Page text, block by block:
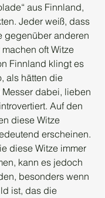
aus Finnland,
Jeder weiß, dass
gegenüber anderen
oft Witze
Finnland klingt es
als hätten die
dabei, lieben
Auf den
diese Witze
erscheinen.
diese Witze immer
kann es jedoch
besonders wenn
ist, das die